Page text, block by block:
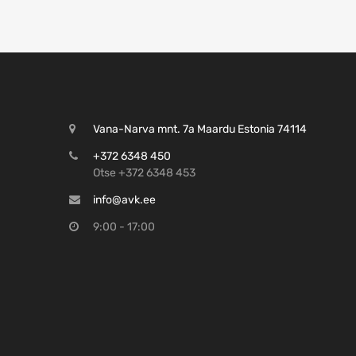
Vana-Narva mnt. 7a Maardu Estonia 74114
+372 6348 450
Otse +372 6348 453
info@avk.ee
9:00 - 17:00